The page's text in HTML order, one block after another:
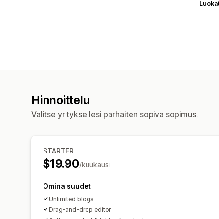
Luokat
Hinnoittelu
Valitse yrityksellesi parhaiten sopiva sopimus.
STARTER
$19.90/kuukausi
Ominaisuudet
Unlimited blogs
Drag-and-drop editor